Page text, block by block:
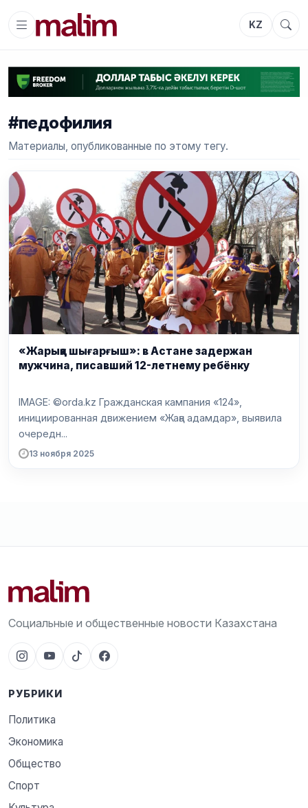
KZ
#педофилия
Материалы, опубликованные по этому тегу.
«Жарыққа шығарғыш»: в Астане задержан
мужчина, писавший 12-летнему ребёнку
IMAGE: ©orda.kz Гражданская кампания «124»,
инициированная движением «Жаңа адамдар», выявила
очередн...
13 ноября 2025
Социальные и общественные новости Казахстана
РУБРИКИ
Политика
Экономика
Общество
Спорт